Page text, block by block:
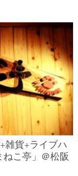
雑貨+ライブハ
ねこ亭」＠松阪